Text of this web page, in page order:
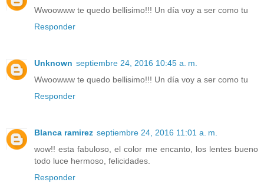
Wwoowww te quedo bellisimo!!! Un día voy a ser como tu
Responder
Unknown septiembre 24, 2016 10:45 a. m.
Wwoowww te quedo bellisimo!!! Un día voy a ser como tu
Responder
Blanca ramirez septiembre 24, 2016 11:01 a. m.
wow!! esta fabuloso, el color me encanto, los lentes bueno
todo luce hermoso, felicidades.
Responder